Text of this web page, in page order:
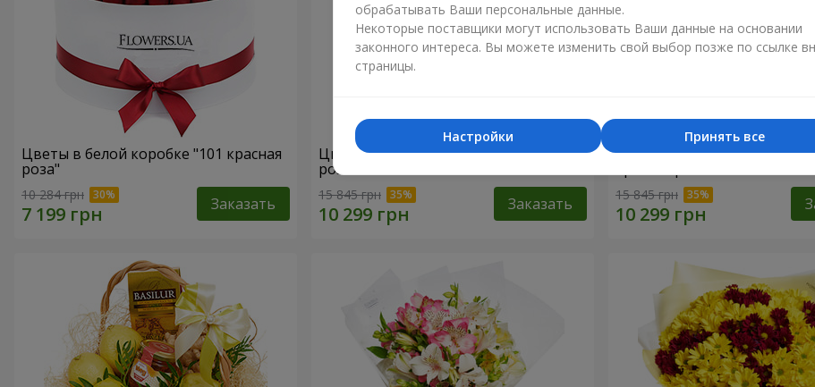
Цветы в белой коробке "101 красная
роза"
10 284 грн Заказать
Цветы в белой коробке "151 красная
роза"
15 845 грн Заказать
Цветы в чёрной коробке
15 845 грн
обрабатывать Ваши персональные данные.
Некоторые поставщики могут использовать Ваши данные на основании
законного интереса. Вы можете изменить свой выбор позже по ссылке
страницы.
Принять все
Настройки